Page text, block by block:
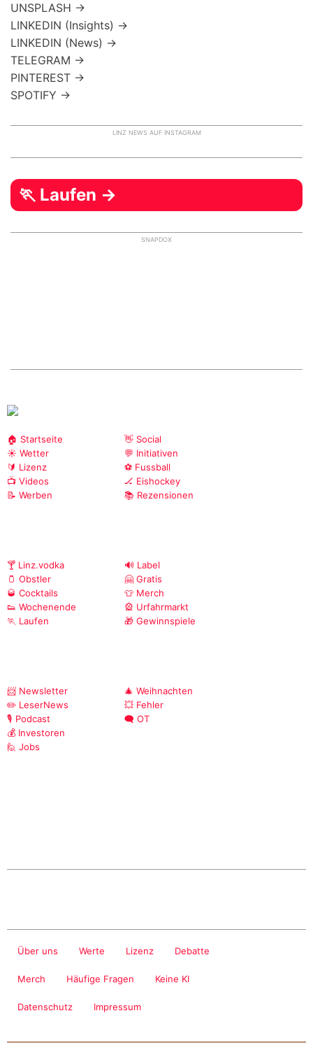
UNSPLASH →
LINKEDIN (Insights) →
LINKEDIN (News) →
TELEGRAM →
PINTEREST →
SPOTIFY →
LINZ NEWS AUF INSTAGRAM
🏃 Laufen →
SNAPDOX
🏠 Startseite
☀️ Wetter
🔰 Lizenz
📺 Videos
📝 Werben
👋 Social
💬 Initiativen
⚽ Fussball
🏒 Eishockey
📚 Rezensionen
🍸 Linz.vodka
🫙 Obstler
🥃 Cocktails
👟 Wochenende
🏃 Laufen
🔊 Label
🤗 Gratis
👕 Merch
🎡 Urfahrmarkt
🎁 Gewinnspiele
📨 Newsletter
✏️ LeserNews
🎙️ Podcast
💰 Investoren
🙋 Jobs
🎄 Weihnachten
💥 Fehler
🗨️ OT
Über uns Werte Lizenz Debatte
Merch Häufige Fragen Keine KI
Datenschutz Impressum